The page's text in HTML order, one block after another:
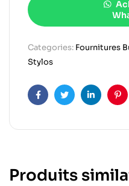
Categories: Fournitures
Stylos
FacebookTwitterLinkedin
Produits